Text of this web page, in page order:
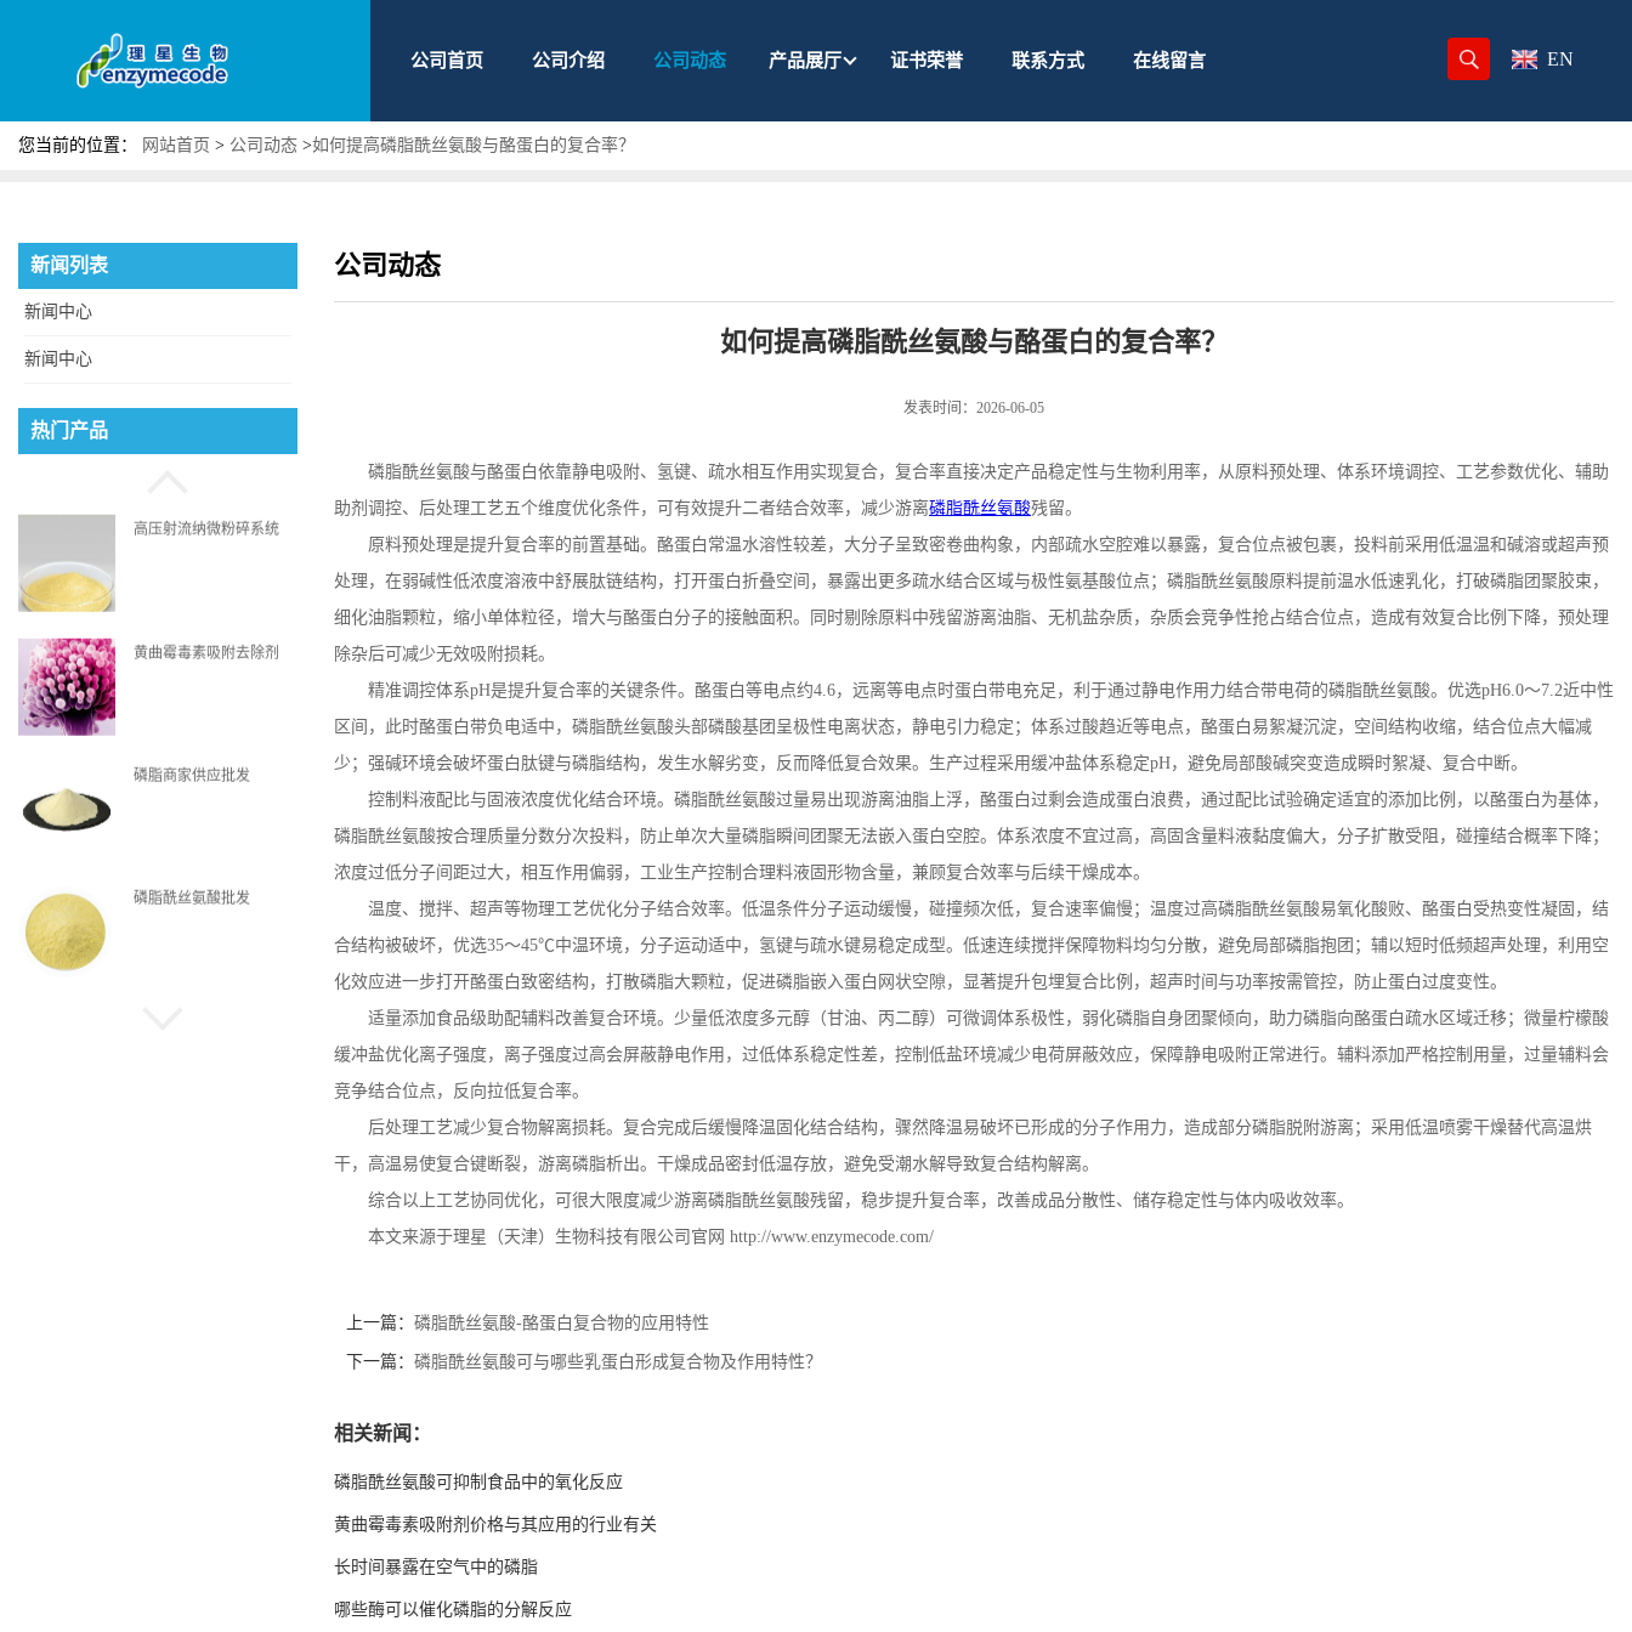
公司首页 公司介绍 公司动态 产品展厅 证书荣誉 联系方式 在线留言 EN
您当前的位置： 网站首页 > 公司动态 >如何提高磷脂酰丝氨酸与酪蛋白的复合率？
新闻列表
新闻中心
新闻中心
热门产品
磷脂酰丝氨酸
高压射流纳微粉碎系统
黄曲霉毒素吸附去除剂
磷脂商家供应批发
磷脂酰丝氨酸批发
公司动态
如何提高磷脂酰丝氨酸与酪蛋白的复合率？
发表时间：2026-06-05
磷脂酰丝氨酸与酪蛋白依靠静电吸附、氢键、疏水相互作用实现复合，复合率直接决定产品稳定性与生物利用率，从原料预处理、体系环境调控、工艺参数优化、辅助
助剂调控、后处理工艺五个维度优化条件，可有效提升二者结合效率，减少游离磷脂酰丝氨酸残留。
原料预处理是提升复合率的前置基础。酪蛋白常温水溶性较差，大分子呈致密卷曲构象，内部疏水空腔难以暴露，复合位点被包裹，投料前采用低温温和碱溶或超声预
处理，在弱碱性低浓度溶液中舒展肽链结构，打开蛋白折叠空间，暴露出更多疏水结合区域与极性氨基酸位点；磷脂酰丝氨酸原料提前温水低速乳化，打破磷脂团聚胶束，
细化油脂颗粒，缩小单体粒径，增大与酪蛋白分子的接触面积。同时剔除原料中残留游离油脂、无机盐杂质，杂质会竞争性抢占结合位点，造成有效复合比例下降，预处理
除杂后可减少无效吸附损耗。
精准调控体系pH是提升复合率的关键条件。酪蛋白等电点约4.6，远离等电点时蛋白带电充足，利于通过静电作用力结合带电荷的磷脂酰丝氨酸。优选pH6.0～7.2近中性
区间，此时酪蛋白带负电适中，磷脂酰丝氨酸头部磷酸基团呈极性电离状态，静电引力稳定；体系过酸趋近等电点，酪蛋白易絮凝沉淀，空间结构收缩，结合位点大幅减
少；强碱环境会破坏蛋白肽键与磷脂结构，发生水解劣变，反而降低复合效果。生产过程采用缓冲盐体系稳定pH，避免局部酸碱突变造成瞬时絮凝、复合中断。
控制料液配比与固液浓度优化结合环境。磷脂酰丝氨酸过量易出现游离油脂上浮，酪蛋白过剩会造成蛋白浪费，通过配比试验确定适宜的添加比例，以酪蛋白为基体，
磷脂酰丝氨酸按合理质量分数分次投料，防止单次大量磷脂瞬间团聚无法嵌入蛋白空腔。体系浓度不宜过高，高固含量料液黏度偏大，分子扩散受阻，碰撞结合概率下降；
浓度过低分子间距过大，相互作用偏弱，工业生产控制合理料液固形物含量，兼顾复合效率与后续干燥成本。
温度、搅拌、超声等物理工艺优化分子结合效率。低温条件分子运动缓慢，碰撞频次低，复合速率偏慢；温度过高磷脂酰丝氨酸易氧化酸败、酪蛋白受热变性凝固，结
合结构被破坏，优选35～45℃中温环境，分子运动适中，氢键与疏水键易稳定成型。低速连续搅拌保障物料均匀分散，避免局部磷脂抱团；辅以短时低频超声处理，利用空
化效应进一步打开酪蛋白致密结构，打散磷脂大颗粒，促进磷脂嵌入蛋白网状空隙，显著提升包埋复合比例，超声时间与功率按需管控，防止蛋白过度变性。
适量添加食品级助配辅料改善复合环境。少量低浓度多元醇（甘油、丙二醇）可微调体系极性，弱化磷脂自身团聚倾向，助力磷脂向酪蛋白疏水区域迁移；微量柠檬酸
缓冲盐优化离子强度，离子强度过高会屏蔽静电作用，过低体系稳定性差，控制低盐环境减少电荷屏蔽效应，保障静电吸附正常进行。辅料添加严格控制用量，过量辅料会
竞争结合位点，反向拉低复合率。
后处理工艺减少复合物解离损耗。复合完成后缓慢降温固化结合结构，骤然降温易破坏已形成的分子作用力，造成部分磷脂脱附游离；采用低温喷雾干燥替代高温烘
干，高温易使复合键断裂，游离磷脂析出。干燥成品密封低温存放，避免受潮水解导致复合结构解离。
综合以上工艺协同优化，可很大限度减少游离磷脂酰丝氨酸残留，稳步提升复合率，改善成品分散性、储存稳定性与体内吸收效率。
本文来源于理星（天津）生物科技有限公司官网 http://www.enzymecode.com/
上一篇： 磷脂酰丝氨酸-酪蛋白复合物的应用特性
下一篇： 磷脂酰丝氨酸可与哪些乳蛋白形成复合物及作用特性？
相关新闻：
磷脂酰丝氨酸可抑制食品中的氧化反应
黄曲霉毒素吸附剂价格与其应用的行业有关
长时间暴露在空气中的磷脂
哪些酶可以催化磷脂的分解反应